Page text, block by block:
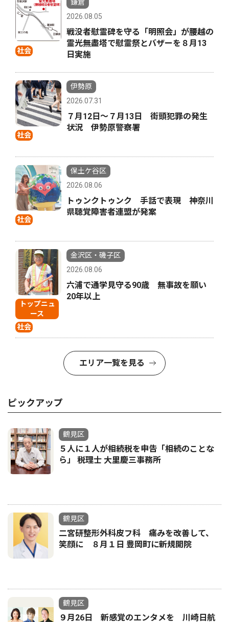
社会
鎌倉
2026.08.05
戦没者慰霊碑を守る「明照会」が腰越の
霊光無盡塔で慰霊祭とバザーを８月13
日実施
社会
伊勢原
2026.07.31
７月12日〜７月13日 街頭犯罪の発生
状況 伊勢原警察署
社会
保土ケ谷区
2026.08.06
トゥンクトゥンク 手話で表現 神奈川
県聴覚障害者連盟が発案
トップニュ
ース
社会
金沢区・磯子区
2026.08.06
六浦で通学見守る90歳 無事故を願い
20年以上
エリア一覧を見る
ピックアップ
鶴見区
５人に１人が相続税を申告「相続のことな
ら」 税理士 大里慶三事務所
鶴見区
二宮研整形外科皮フ科 痛みを改善して、
笑顔に ８月１日 豊岡町に新規開院
鶴見区
９月26日 新感覚のエンタメを 川崎日航